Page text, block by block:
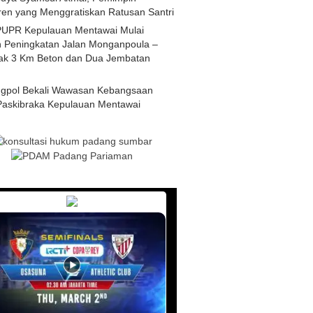
yang Menggratiskan Ratusan Santri
Kepulauan Mentawai Mulai
Peningkatan Jalan Monganpoula –
3 Km Beton dan Dua Jembatan
Bekali Wawasan Kebangsaan
Kepulauan Mentawai